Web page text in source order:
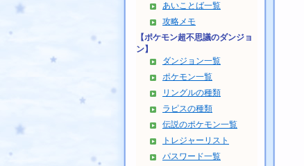
あいことば一覧
攻略メモ
【ポケモン超不思議のダンジョ
ン】
ダンジョン一覧
ポケモン一覧
リングルの種類
ラピスの種類
伝説のポケモン一覧
トレジャーリスト
パスワード一覧